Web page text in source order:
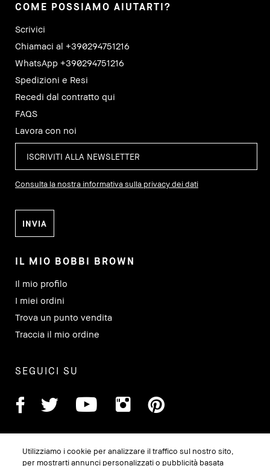
COME POSSIAMO AIUTARTI?
Scrivici
Chiamaci al +390294751216
WhatsApp +390294751216
Spedizioni e Resi
Recedi dal contratto qui
FAQS
Lavora con noi
Consulta la nostra informativa sulla privacy dei dati
IL MIO BOBBI BROWN
Il mio profilo
I miei ordini
Trova un punto vendita
Traccia il mio ordine
SEGUICI SU
Utilizziamo i cookie per analizzare il traffico sul nostro sito,
per mostrarti annunci personalizzati o pubblicità basata